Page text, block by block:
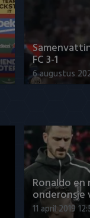
FC 3-1
6 augustus
Ronaldo
onderonsje
11 april 2019